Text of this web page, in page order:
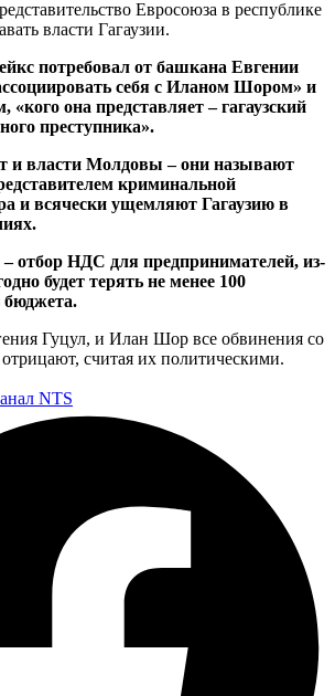
Евросоюза в республике
власти Гагаузии.
потребовал от башкана Евгении
себя с Иланом Шором» и
«кого она представляет – гагаузский
преступника».
и власти Молдовы – они называют
криминальной
и всячески ущемляют Гагаузию в
отбор НДС для предпринимателей, из-
будет терять не менее 100
бюджета.
Гуцул, и Илан Шор все обвинения со
считая их политическими.
NTS